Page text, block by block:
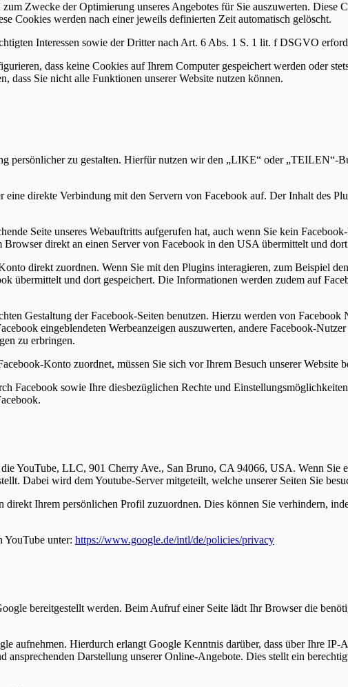
Zwecke der Optimierung unseres Angebotes für Sie auszuwerten. Diese
Cookies werden nach einer jeweils definierten Zeit automatisch gelöscht.
Interessen sowie der Dritter nach Art. 6 Abs. 1 S. 1 lit. f DSGVO
dass keine Cookies auf Ihrem Computer gespeichert werden oder
Sie nicht alle Funktionen unserer Website nutzen können.
persönlicher zu gestalten. Hierfür nutzen wir den „LIKE“ oder „TEILEN“-
direkte Verbindung mit den Servern von Facebook auf. Der Inhalt des
Seite unseres Webauftritts aufgerufen hat, auch wenn Sie kein
direkt an einen Server von Facebook in den USA übermittelt und dort
direkt zuordnen. Wenn Sie mit den Plugins interagieren, zum Beispiel
übermittelt und dort gespeichert. Die Informationen werden zudem auf
Gestaltung der Facebook-Seiten benutzen. Hierzu werden von Facebook
eingeblendeten Werbeanzeigen auszuwerten, andere Facebook-
zu erbringen.
Konto zuordnet, müssen Sie sich vor Ihrem Besuch unserer Website
Facebook sowie Ihre diesbezüglichen Rechte und
YouTube, LLC, 901 Cherry Ave., San Bruno, CA 94066, USA. Wenn Sie
Dabei wird dem Youtube-Server mitgeteilt, welche unserer Seiten Sie
Ihrem persönlichen Profil zuzuordnen. Dies können Sie verhindern,
YouTube unter: https://www.google.de/intl/de/policies/privacy
bereitgestellt werden. Beim Aufruf einer Seite lädt Ihr Browser die
aufnehmen. Hierdurch erlangt Google Kenntnis darüber, dass über Ihre IP-
Darstellung unserer Online-Angebote. Dies stellt ein